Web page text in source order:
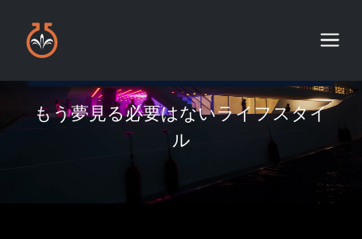
もう夢見る必要はないライフスタイ
ル